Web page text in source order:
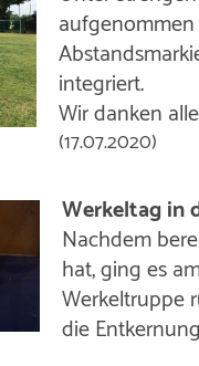
integriert.
Wir danken
(17.07.2020)
Werkeltag in
Nachdem
hat, ging es
Werkeltruppe
die